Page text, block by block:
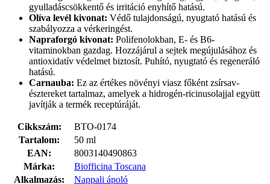
gyulladáscsökkentő és irritáció enyhítő hatású.
Olíva levél kivonat: Védő tulajdonságú, nyugtató hatású és
szabályozza a vérkeringést.
Napraforgó kivonat: Polifenolokban, E- és B6-
vitaminokban gazdag. Hozzájárul a sejtek megújulásához és
antioxidatív védelmet biztosít. Puhító, nyugtató és regeneráló
hatású.
Carnauba: Ez az értékes növényi viasz főként zsírsav-
észtereket tartalmaz, amelyek a hidrogén-ricinusolajjal együtt
javítják a termék receptúráját.
Cikkszám:
BTO-0174
Tartalom:
50 ml
EAN:
8003140490863
Márka:
Biofficina Toscana
Alkalmazás:
Nappali ápoló